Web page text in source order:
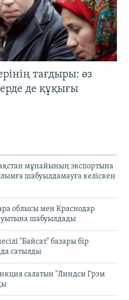
тағдыры: өз
де құқығы
мұнайының экспортына
шабуылдамауға келіскен
облысы мен Краснодар
шабуылдады
"Байсат" базары бір
сатылды
салатын "Линдси Грэм